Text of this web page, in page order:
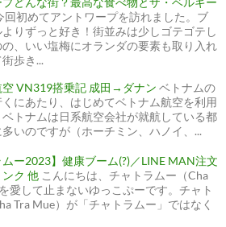
回初めてアントワープを訪れました。ブ
よりずっと好き！街並みは少しゴテゴテし
、いい塩梅にオランダの要素も取り入れ
歩き...
空 VN319搭乗記 成田→ダナン ベトナムの
くにあたり、はじめてベトナム航空を利用
ベトナムは日系航空会社が就航している都
いのですが（ホーチミン、ハノイ、...
ムー2023】健康ブーム(?)／LINE MAN注文
ク 他 こんにちは、チャトラムー（Cha
愛して止まないゆっこぷーです。チャト
Tra Mue）が「チャトラムー」ではなく